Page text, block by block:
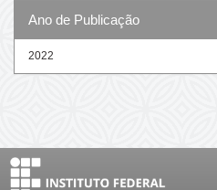
Ano de Publicação
2022